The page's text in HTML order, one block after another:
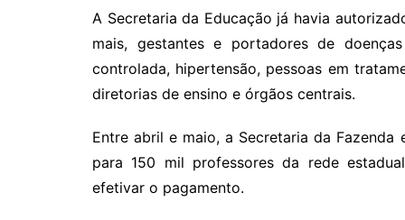
A Secretaria da Educação já havia
mais, gestantes e portadores de
controlada, hipertensão, pessoas em
diretorias de ensino e órgãos centrais.
Entre abril e maio, a Secretaria da
para 150 mil professores da rede
efetivar o pagamento.